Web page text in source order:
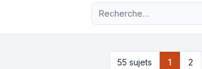
Recherche avancée
55 sujets 1 2